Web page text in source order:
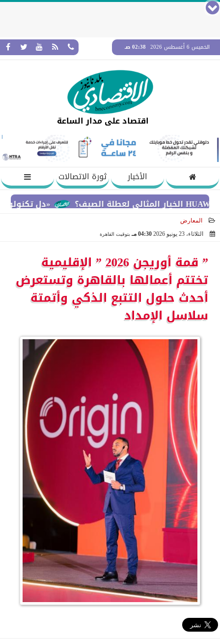
الخميس 6 أغسطس 2026 02:38 صـ
اقتصاد على مدار الساعة
الأخبار
ثورة الاتصالات
«دل تكنولوجيز» تؤكد
المعارض
الثلاثاء، 23 يونيو 2026
04:30 مـ بتوقيت القاهرة
” قمة أوريجن 2026 ” الإقليمية
تختتم أعمالها بالقاهرة وتستعرض
أحدث حلول التتبع الذكي وأتمتة
سلاسل الإمداد